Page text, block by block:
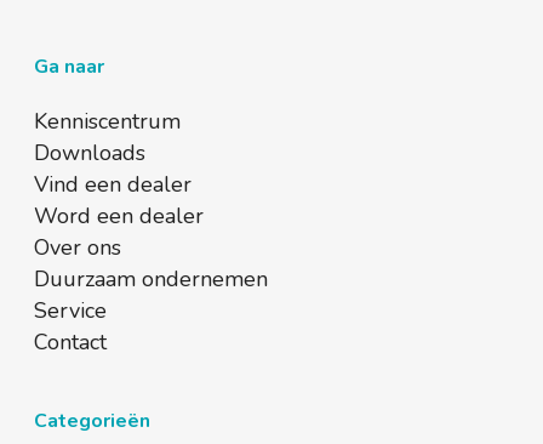
Ga naar
Kenniscentrum
Downloads
Vind een dealer
Word een dealer
Over ons
Duurzaam ondernemen
Service
Contact
Categorieën